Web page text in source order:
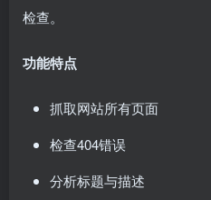
检查。
功能特点
抓取网站所有页面
检查404错误
分析标题与描述